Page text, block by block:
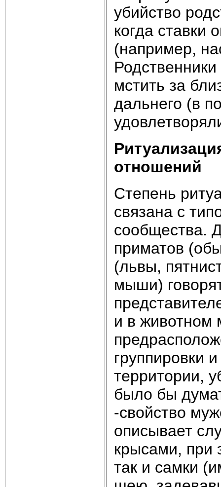
убийство
когда ставки
(например,
мстить за
дальнего (в
отношений
Степень
связана с
сообщества.
приматов
(львы,
мыши)
и в
группировки
территории,
было бы
-свойство
описывает
крысами, при
так и самки